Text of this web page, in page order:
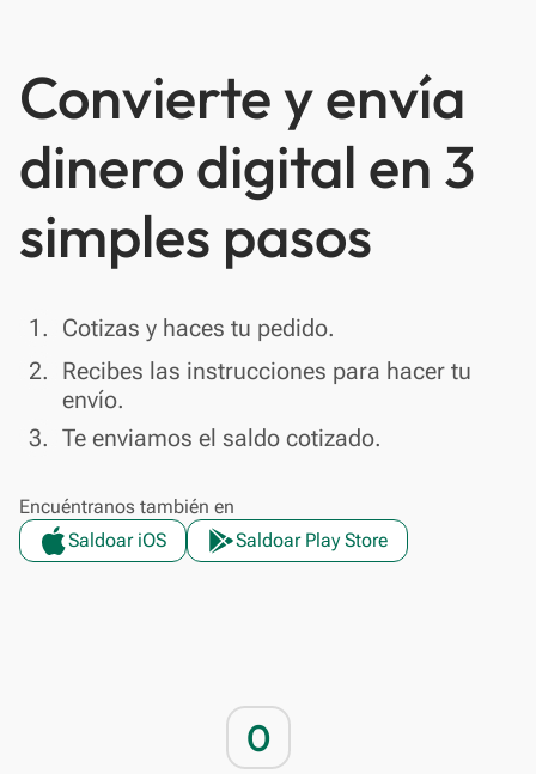
Convierte y envía
dinero digital en 3
simples pasos
done
1. Cotizas y haces tu pedido.
done
2. Recibes las instrucciones para hacer tu
envío.
done
3. Te enviamos el saldo cotizado.
Encuéntranos también en
Saldoar iOS
Saldoar Play Store
0